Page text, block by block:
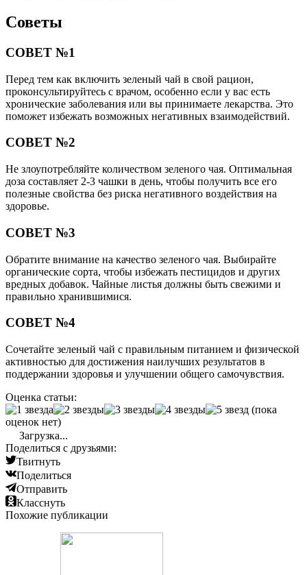
Советы
СОВЕТ №1
Перед тем как включить зеленый чай в свой рацион,
проконсультируйтесь с врачом, особенно если у вас есть
хронические заболевания или вы принимаете лекарства. Это
поможет избежать возможных негативных взаимодействий.
СОВЕТ №2
Не злоупотребляйте количеством зеленого чая. Оптимальная
доза составляет 2-3 чашки в день, чтобы получить все его
полезные свойства без риска негативного воздействия на
здоровье.
СОВЕТ №3
Обратите внимание на качество зеленого чая. Выбирайте
органические сорта, чтобы избежать пестицидов и других
вредных добавок. Чайные листья должны быть свежими и
правильно хранившимися.
СОВЕТ №4
Сочетайте зеленый чай с правильным питанием и физической
активностью для достижения наилучших результатов в
поддержании здоровья и улучшении общего самочувствия.
Оценка статьи:
(пока
оценок нет)
Загрузка...
Поделиться с друзьями:
Твитнуть
Поделиться
Отправить
Класснуть
Похожие публикации